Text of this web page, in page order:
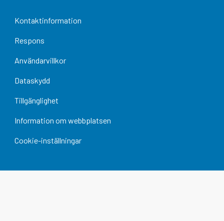
Kontaktinformation
Respons
Användarvillkor
Dataskydd
Tillgänglighet
Information om webbplatsen
Cookie-inställningar